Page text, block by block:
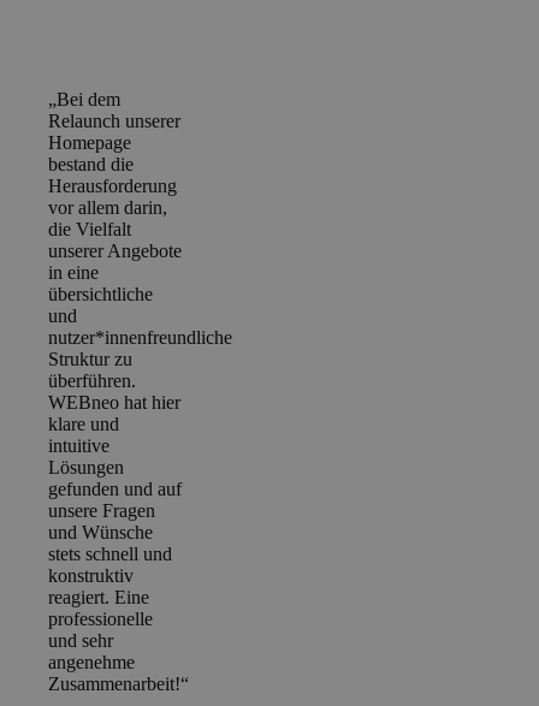
„Bei dem
Relaunch unserer
Homepage
bestand die
Herausforderung
vor allem darin,
die Vielfalt
unserer Angebote
in eine
übersichtliche
und
nutzer*innenfreundliche
Struktur zu
überführen.
WEBneo hat hier
klare und
intuitive
Lösungen
gefunden und auf
unsere Fragen
und Wünsche
stets schnell und
konstruktiv
reagiert. Eine
professionelle
und sehr
angenehme
Zusammenarbeit!“